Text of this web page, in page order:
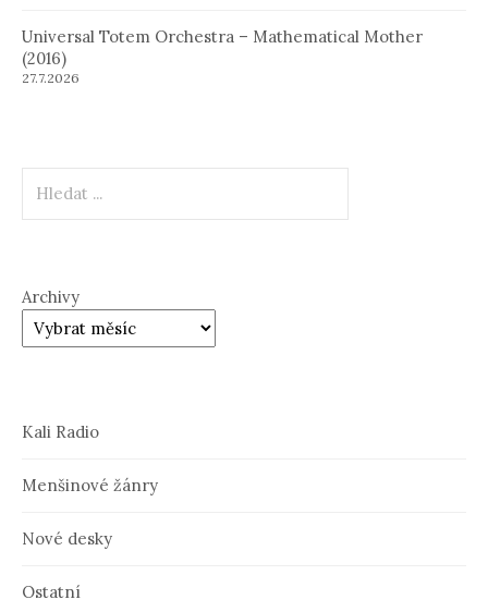
Universal Totem Orchestra – Mathematical Mother
(2016)
27.7.2026
Archivy
Kali Radio
Menšinové žánry
Nové desky
Ostatní